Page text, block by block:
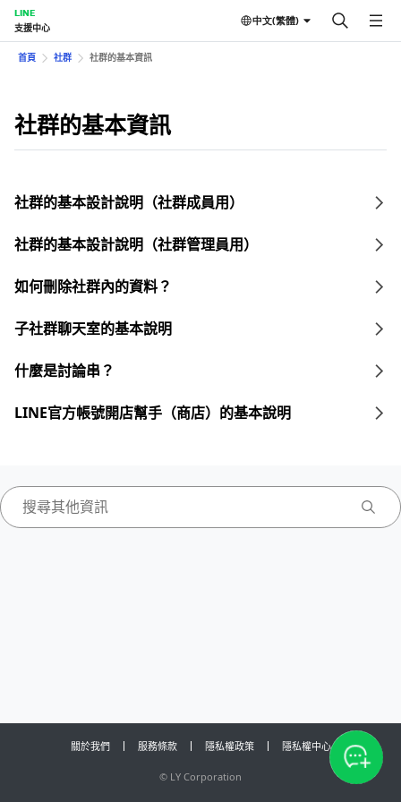
LINE
支援中心
中文(繁體)
首頁 社群 社群的基本資訊
社群的基本資訊
社群的基本設計說明（社群成員用）
社群的基本設計說明（社群管理員用）
如何刪除社群內的資料？
子社群聊天室的基本說明
什麼是討論串？
LINE官方帳號開店幫手（商店）的基本說明
關於我們 服務條款 隱私權政策 隱私權中心
© LY Corporation